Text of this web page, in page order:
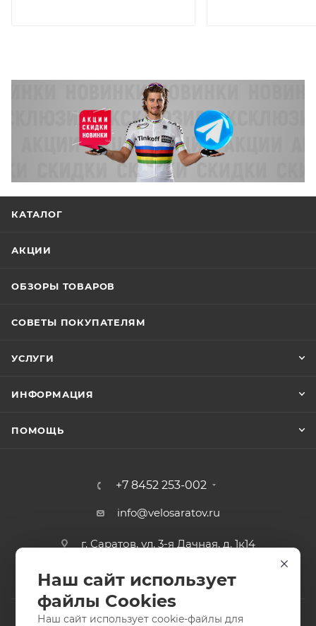
КАТАЛОГ
АКЦИИ
ОБЗОРЫ ТОВАРОВ
СОВЕТЫ ПОКУПАТЕЛЯМ
УСЛУГИ
ИНФОРМАЦИЯ
ПОМОЩЬ
+7 8452 253-002
info@velosaratov.ru
г. Саратов, ул. 3-я Дачная, д. 1к14
Наш сайт использует
файлы Cookies
Наш сайт использует cookie-файлы для